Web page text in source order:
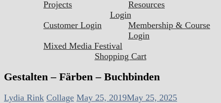
Projects
Resources
Login
Customer Login
Membership & Course
Login
Mixed Media Festival
Shopping Cart
Gestalten – Färben – Buchbinden
Lydia Rink Collage May 25, 2019May 25, 2025